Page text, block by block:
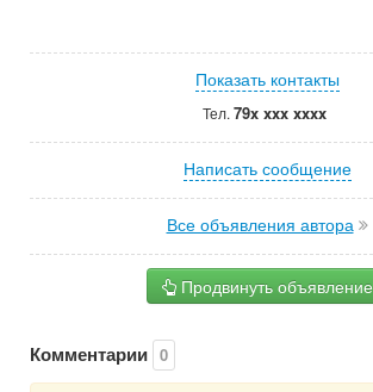
Показать контакты
Тел. 79x xxx xxxx
Написать сообщение
Все объявления автора
Продвинуть объявление
Комментарии 0